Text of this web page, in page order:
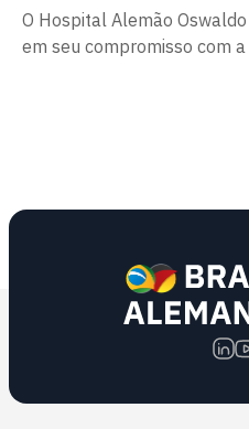
O Hospital Alemão
em seu compromisso com